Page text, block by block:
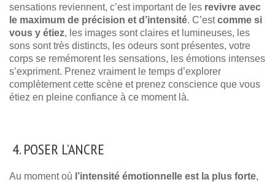
sensations reviennent, c’est important de les revivre avec
le maximum de précision et d’intensité. C’estcomme si
vous y étiez, les images sont claires et lumineuses, les
sons sont très distincts, les odeurs sont présentes, votre
corps se remémorent les sensations, les émotions intenses
s’expriment. Prenez vraiment le temps d’explorer
complètement cette scène et prenez conscience que vous
étiez en pleine confiance à ce moment là.
4. POSER L’ANCRE
Au moment où l’intensité émotionnelle est la plus forte,